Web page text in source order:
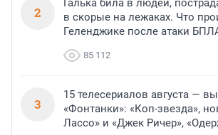
2
Галька била в людей,
в скорые на лежаках. Что
Геленджике после атаки
85 112
3
15 телесериалов августа —
«Фонтанки»: «Коп-звезда»,
Лассо» и «Джек Ричер»,